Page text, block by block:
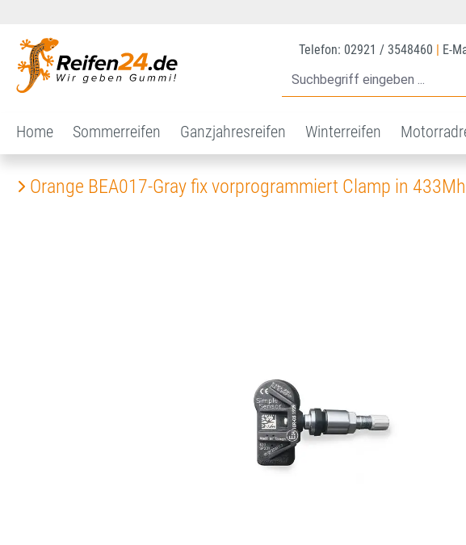
Telefon: 02921 / 3548460 E-
Home Sommerreifen Ganzjahresreifen Winterreifen
Orange BEA017-Gray fix vorprogrammiert Clamp in